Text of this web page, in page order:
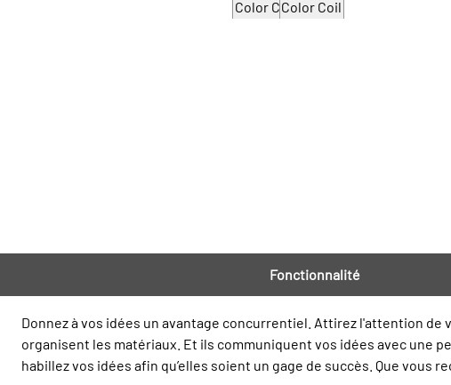
Fonctionnalité
Donnez à vos idées un avantage concurrentiel. Attirez l'attention
organisent les matériaux. Et ils communiquent vos idées avec une
habillez vos idées afin qu’elles soient un gage de succès. Que